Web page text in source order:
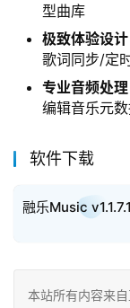
型曲库
极致体验设计
歌词同步/定
专业音频处理
编辑音乐元
软件下载
融乐Music
本站所有内容来